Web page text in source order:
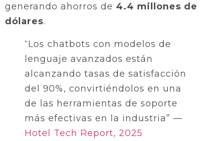
generando ahorros de 4.4 millones de
dólares.
“Los chatbots con modelos de
lenguaje avanzados están
alcanzando tasas de satisfacción
del 90%, convirtiéndolos en una
de las herramientas de soporte
más efectivas en la industria” —
Hotel Tech Report, 2025